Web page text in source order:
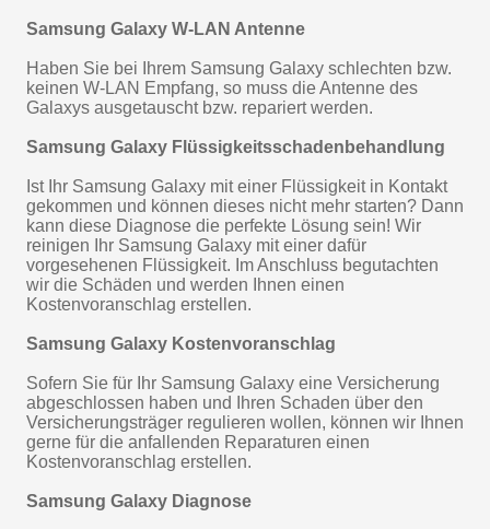
Samsung Galaxy W-LAN Antenne
Haben Sie bei Ihrem Samsung Galaxy schlechten bzw.
keinen W-LAN Empfang, so muss die Antenne des
Galaxys ausgetauscht bzw. repariert werden.
Samsung Galaxy Flüssigkeitsschadenbehandlung
Ist Ihr Samsung Galaxy mit einer Flüssigkeit in Kontakt
gekommen und können dieses nicht mehr starten? Dann
kann diese Diagnose die perfekte Lösung sein! Wir
reinigen Ihr Samsung Galaxy mit einer dafür
vorgesehenen Flüssigkeit. Im Anschluss begutachten
wir die Schäden und werden Ihnen einen
Kostenvoranschlag erstellen.
Samsung Galaxy Kostenvoranschlag
Sofern Sie für Ihr Samsung Galaxy eine Versicherung
abgeschlossen haben und Ihren Schaden über den
Versicherungsträger regulieren wollen, können wir Ihnen
gerne für die anfallenden Reparaturen einen
Kostenvoranschlag erstellen.
Samsung Galaxy Diagnose